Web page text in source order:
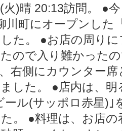
)晴 20:13訪問。 ●
川町にオープンし
た。 ●お店の周り
ので入り難かった
右側にカウンター
した。 ●店内は、
ール(サッポロ赤星)｣
。 ●料理は、お店